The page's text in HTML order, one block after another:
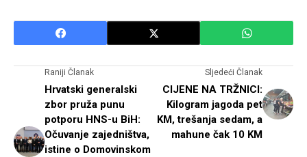
Raniji Članak
Hrvatski generalski
zbor pruža punu
potporu HNS-u BiH:
Očuvanje zajedništva,
istine o Domovinskom
Sljedeći Članak
CIJENE NA TRŽNICI:
Kilogram jagoda pet
KM, trešanja sedam, a
mahune čak 10 KM